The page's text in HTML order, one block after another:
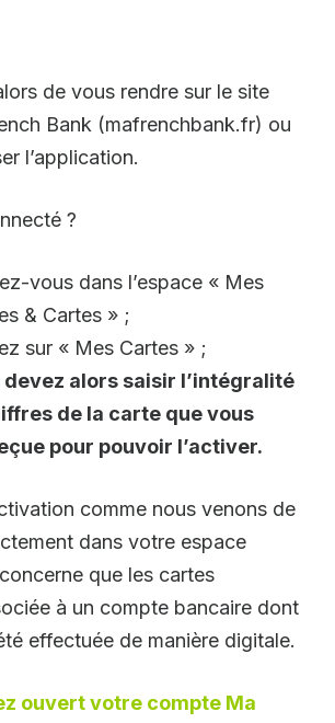
de vous rendre sur le site
Bank (mafrenchbank.fr) ou
l’application.
?
vous dans l’espace « Mes
& Cartes » ;
sur « Mes Cartes » ;
devez alors saisir l’intégralité
de la carte que vous
pour pouvoir l’activer.
comme nous venons de
dans votre espace
que les cartes
à un compte bancaire dont
effectuée de manière digitale.
ouvert votre compte Ma